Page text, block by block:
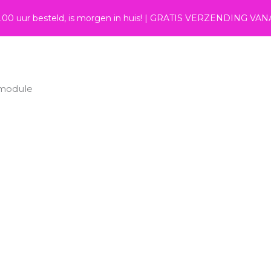
uur besteld, is morgen in huis! | GRATIS VERZENDING